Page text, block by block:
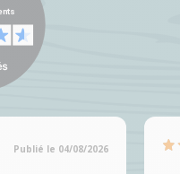
Publié le 04/08/2026